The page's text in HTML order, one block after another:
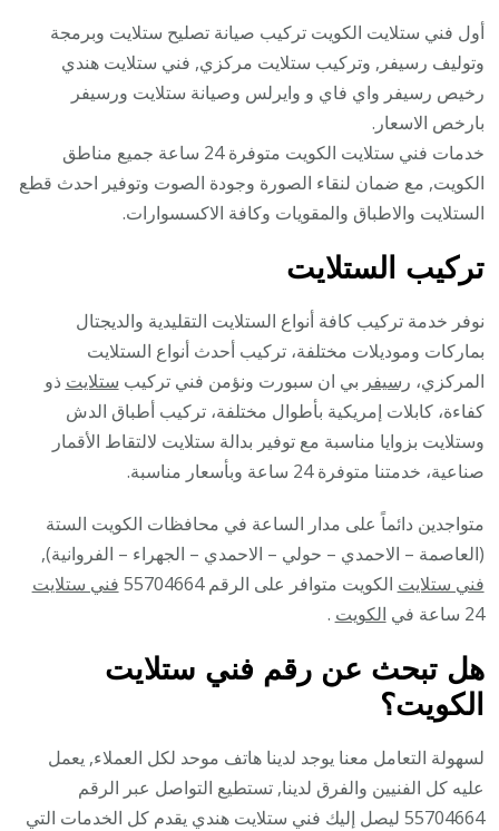
أول فني ستلايت الكويت تركيب صيانة تصليح ستلايت وبرمجة
وتوليف رسيفر, وتركيب ستلايت مركزي, فني ستلايت هندي
رخيص رسيفر واي فاي و وايرلس وصيانة ستلايت ورسيفر
بارخص الاسعار.
خدمات فني ستلايت الكويت متوفرة 24 ساعة جميع مناطق
الكويت, مع ضمان لنقاء الصورة وجودة الصوت وتوفير احدث قطع
الستلايت والاطباق والمقويات وكافة الاكسسوارات.
تركيب الستلايت
نوفر خدمة تركيب كافة أنواع الستلايت التقليدية والديجتال
بماركات وموديلات مختلفة، تركيب أحدث أنواع الستلايت
المركزي، رسيفر بي ان سبورت ونؤمن فني تركيب ستلايت ذو
كفاءة، كابلات إمريكية بأطوال مختلفة، تركيب أطباق الدش
وستلايت بزوايا مناسبة مع توفير بدالة ستلايت لالتقاط الأقمار
صناعية، خدمتنا متوفرة 24 ساعة وبأسعار مناسبة.
متواجدين دائماً على مدار الساعة في محافظات الكويت الستة
(العاصمة – الاحمدي – حولي – الاحمدي – الجهراء – الفروانية),
فني ستلايت الكويت متوافر على الرقم 55704664
فني ستلايت
24 ساعة في
الكويت .
هل تبحث عن رقم فني ستلايت
الكويت؟
لسهولة التعامل معنا يوجد لدينا هاتف موحد لكل العملاء, يعمل
عليه كل الفنيين والفرق لدينا, تستطيع التواصل عبر الرقم
55704664 ليصل إليك فني ستلايت هندي يقدم كل الخدمات التي